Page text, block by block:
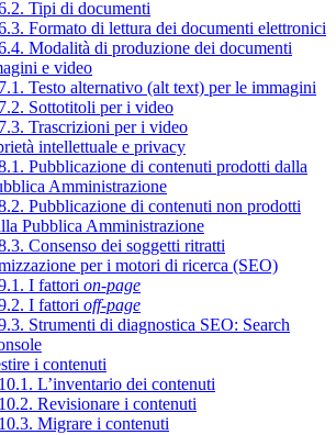
Tipi di documenti
Formato di lettura dei documenti elettronici
Modalità di produzione dei documenti
e video
Testo alternativo (alt text) per le immagini
Sottotitoli per i video
Trascrizioni per i video
intellettuale e privacy
Pubblicazione di contenuti prodotti dalla
Amministrazione
Pubblicazione di contenuti non prodotti
Pubblica Amministrazione
Consenso dei soggetti ritratti
per i motori di ricerca (SEO)
I fattori on-page
I fattori off-page
Strumenti di diagnostica SEO: Search
i contenuti
L’inventario dei contenuti
Revisionare i contenuti
Migrare i contenuti